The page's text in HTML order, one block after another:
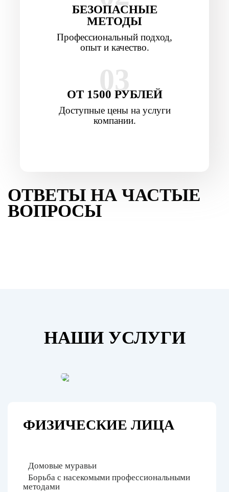
БЕЗОПАСНЫЕ
МЕТОДЫ
Профессиональный подход,
опыт и качество.
03
ОТ 1500 РУБЛЕЙ
Доступные цены на услуги
компании.
ОТВЕТЫ НА ЧАСТЫЕ
ВОПРОСЫ
НАШИ УСЛУГИ
ФИЗИЧЕСКИЕ ЛИЦА
Домовые муравьи
Борьба с насекомыми профессиональными
методами